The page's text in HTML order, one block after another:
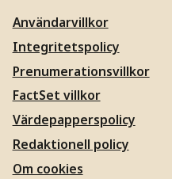
Användarvillkor
Integritetspolicy
Prenumerationsvillkor
FactSet villkor
Värdepapperspolicy
Redaktionell policy
Om cookies